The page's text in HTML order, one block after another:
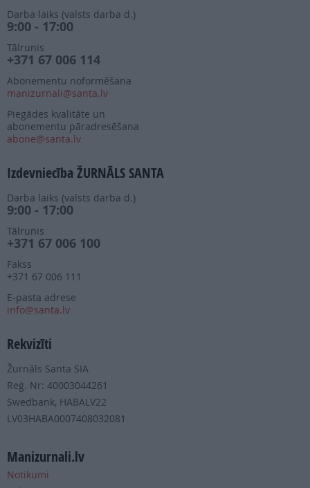
Darba laiks (valsts darba d.)
9:00 - 17:00
Tālrunis
+371 67 006 114
Abonementu noformēšana
manizurnali@santa.lv
Piegādes kvalitāte un
abonementu pāradresēšana
abone@santa.lv
Izdevniecība ŽURNĀLS SANTA
Darba laiks (valsts darba d.)
9:00 - 17:00
Tālrunis
+371 67 006 100
Fakss
+371 67 006 111
E-pasta adrese
info@santa.lv
Rekvizīti
Žurnāls Santa SIA
Reģ. Nr: 40003044261
Swedbank, HABALV22
LV03HABA0007408032081
Manizurnali.lv
Notikumi